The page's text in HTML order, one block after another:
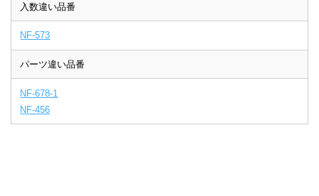
入数違い品番
NF-573
パーツ違い品番
NF-678-1
NF-456